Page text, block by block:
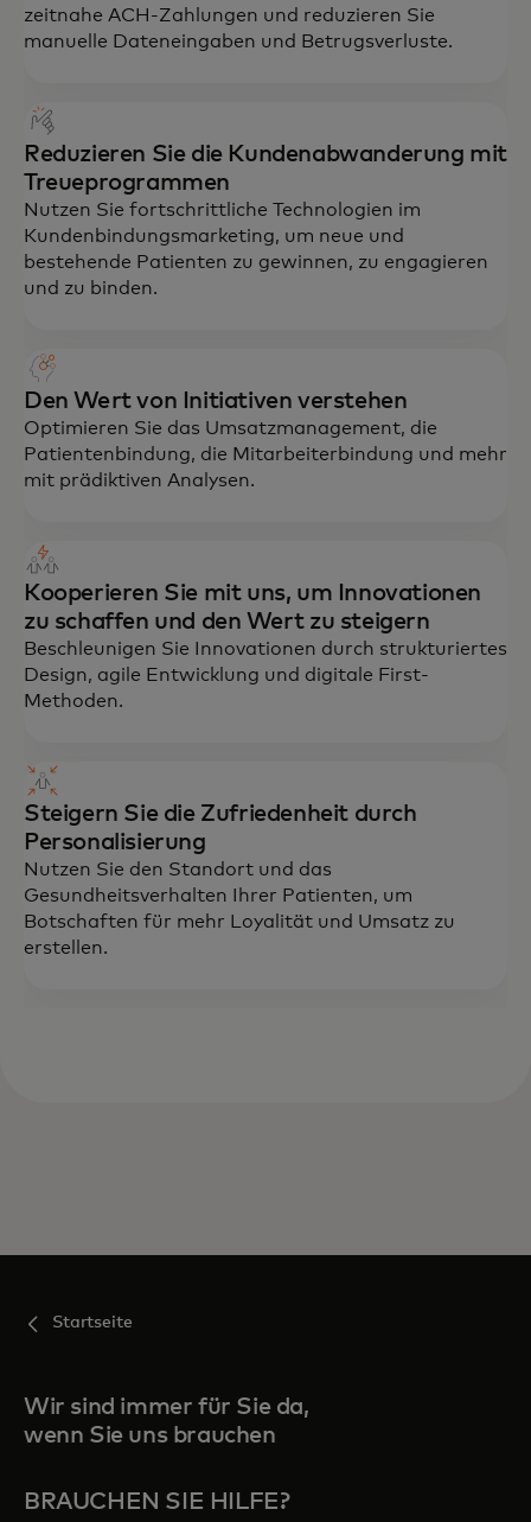
zeitnahe ACH-Zahlungen und reduzieren Sie
manuelle Dateneingaben und Betrugsverluste.
Reduzieren Sie die Kundenabwanderung mit
Treueprogrammen
Nutzen Sie fortschrittliche Technologien im
Kundenbindungsmarketing, um neue und
bestehende Patienten zu gewinnen, zu engagieren
und zu binden.
Den Wert von Initiativen verstehen
Optimieren Sie das Umsatzmanagement, die
Patientenbindung, die Mitarbeiterbindung und mehr
mit prädiktiven Analysen.
Kooperieren Sie mit uns, um Innovationen
zu schaffen und den Wert zu steigern
Beschleunigen Sie Innovationen durch strukturiertes
Design, agile Entwicklung und digitale First-
Methoden.
Steigern Sie die Zufriedenheit durch
Personalisierung
Nutzen Sie den Standort und das
Gesundheitsverhalten Ihrer Patienten, um
Botschaften für mehr Loyalität und Umsatz zu
erstellen.
Startseite
Wir sind immer für Sie da,
wenn Sie uns brauchen
BRAUCHEN SIE HILFE?